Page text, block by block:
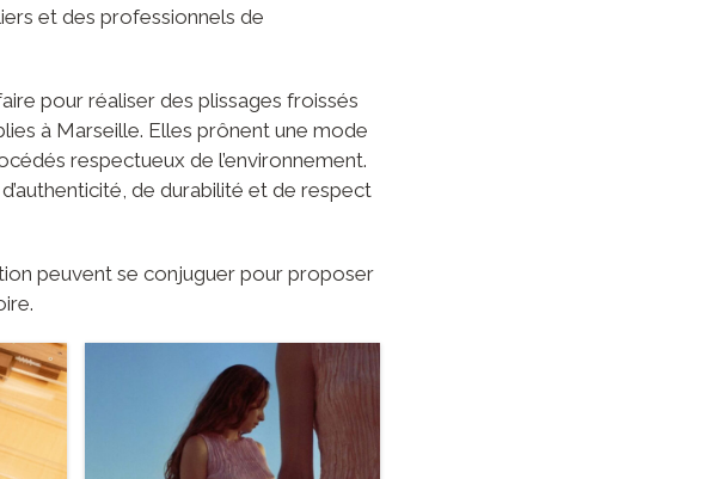
et des professionnels de
pour réaliser des plissages froissés
à Marseille. Elles prônent une mode
respectueux de l’environnement.
de durabilité et de respect
peuvent se conjuguer pour proposer